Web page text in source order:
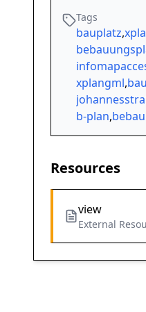
Tags
bauplatz,
xplangml,
b-plan,
Resources
view
External